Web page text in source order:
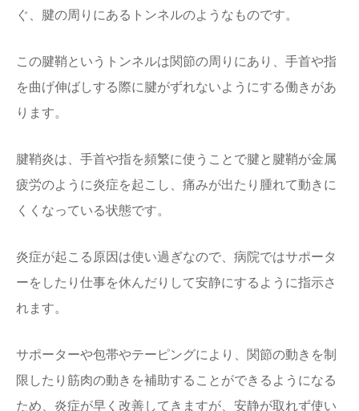
ぐ、腱の周りにあるトンネルのようなものです。
この腱鞘というトンネルは関節の周りにあり、手首や指
を曲げ伸ばしする際に腱がずれないようにする働きがあ
ります。
腱鞘炎は、手首や指を頻繁に使うことで腱と腱鞘が金属
疲労のように炎症を起こし、痛みが出たり腫れて動きに
くくなっている状態です。
炎症が起こる原因は使い過ぎなので、病院ではサポータ
ーをしたり仕事を休んだりして安静にするように指示さ
れます。
サポーターや包帯やテーピングにより、関節の動きを制
限したり筋肉の動きを補助することができるようになる
ため、炎症が早く改善してきますが、安静が取れず使い